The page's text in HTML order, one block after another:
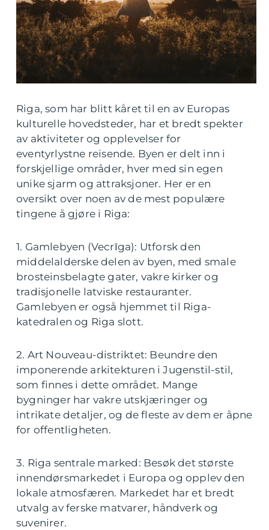
Riga, som har blitt kåret til en av Europas
kulturelle hovedsteder, har et bredt spekter
av aktiviteter og opplevelser for
eventyrlystne reisende. Byen er delt inn i
forskjellige områder, hver med sin egen
unike sjarm og attraksjoner. Her er en
oversikt over noen av de mest populære
tingene å gjøre i Riga:
1. Gamlebyen (Vecrīga): Utforsk den
middelalderske delen av byen, med smale
brosteinsbelagte gater, vakre kirker og
tradisjonelle latviske restauranter.
Gamlebyen er også hjemmet til Riga-
katedralen og Riga slott.
2. Art Nouveau-distriktet: Beundre den
imponerende arkitekturen i Jugenstil-stil,
som finnes i dette området. Mange
bygninger har vakre utskjæringer og
intrikate detaljer, og de fleste av dem er åpne
for offentligheten.
3. Riga sentrale marked: Besøk det største
innendørsmarkedet i Europa og opplev den
lokale atmosfæren. Markedet har et bredt
utvalg av ferske matvarer, håndverk og
suvenirer.